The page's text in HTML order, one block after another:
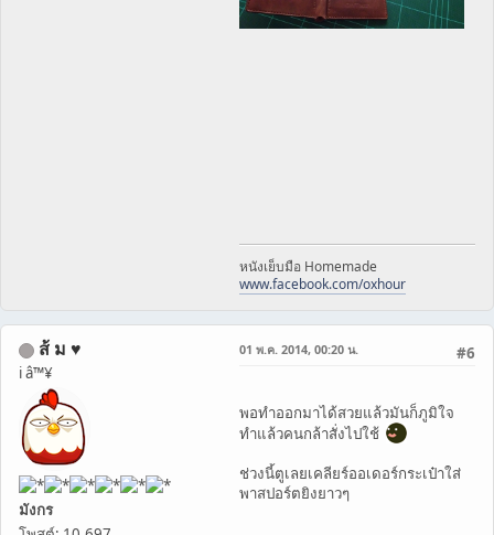
หนังเย็บมือ Homemade
www.facebook.com/oxhour
ส้ ม ♥
i â™¥
มังกร
#6
01 พ.ค. 2014, 00:20 น.
พอทำออกมาได้สวยแล้วมันก็ภูมิใจ
ทำแล้วคนกล้าสั่งไปใช้
ช่วงนี้ตูเลยเคลียร์ออเดอร์กระเป๋าใส่
พาสปอร์ตยิงยาวๆ